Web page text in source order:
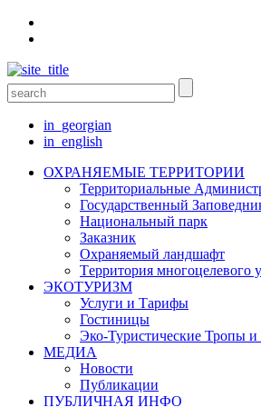
in_georgian
in_english
ОХРАНЯЕМЫЕ ТЕРРИТОРИИ
Территориальные
Государственный
Национальный парк
Заказник
Oхраняемый ландшафт
Tерритория многоцелевого
ЭКОТУРИЗМ
Услуги и Tарифы
Гостиницы
Эко-Туристические Тропы
МЕДИА
Новости
Публикации
ПУБЛИЧНАЯ ИНФО